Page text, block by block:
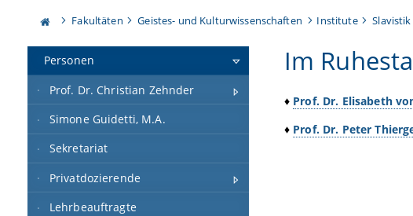
Fakultäten Geistes- und Kulturwissenschaften Institute Slavistik
Personen
Prof. Dr. Christian Zehnder
Simone Guidetti, M.A.
Sekretariat
Privatdozierende
Lehrbeauftragte
Im
♦ Prof. Dr. Elisabeth
♦ Prof. Dr. Peter